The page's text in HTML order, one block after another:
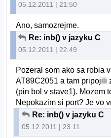
05.12.2011 | 21:50
Ano, samozrejme.
Re: inb() v jazyku C
05.12.2011 | 22:49
Pozeral som ako sa robia
AT89C2051 a tam pripojili
(pin bol v stave1). Mozem
Nepokazim si port? Je vo
Re: inb() v jazyku C
05.12.2011 | 23:11